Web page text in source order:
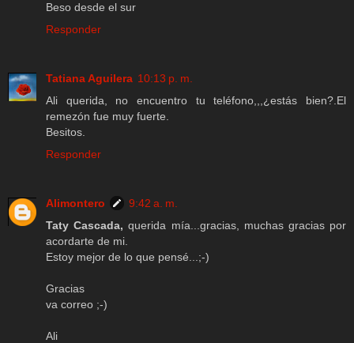
Beso desde el sur
Responder
Tatiana Aguilera 10:13 p. m.
Ali querida, no encuentro tu teléfono,,,¿estás bien?.El
remezón fue muy fuerte.
Besitos.
Responder
Alimontero
9:42 a. m.
Taty Cascada, querida mía...gracias, muchas gracias por
acordarte de mi.
Estoy mejor de lo que pensé...;-)
Gracias
va correo ;-)
Ali